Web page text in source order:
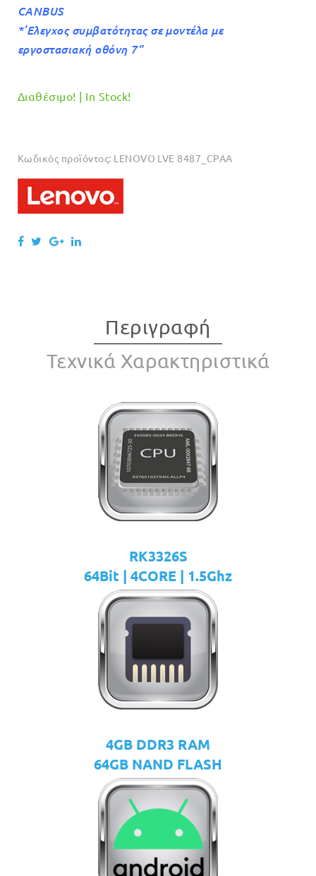
CANBUS
*’Ελεγχος συμβατότητας σε μοντέλα με
εργοστασιακή οθόνη 7”
Διαθέσιμο! | In Stock!
Κωδικός προϊόντος: LENOVO LVE 8487_CPAA
Περιγραφή
Τεχνικά Χαρακτηριστικά
RK3326S
64Bit | 4CORE | 1.5Ghz
4GB DDR3 RAM
64GB NAND FLASH